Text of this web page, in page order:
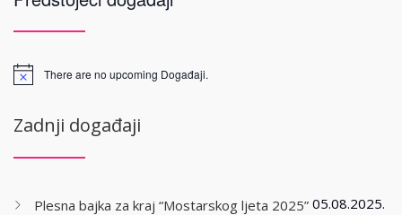
There are no upcoming Događaji.
Zadnji događaji
Plesna bajka za kraj “Mostarskog ljeta 2025” 05.08.2025.